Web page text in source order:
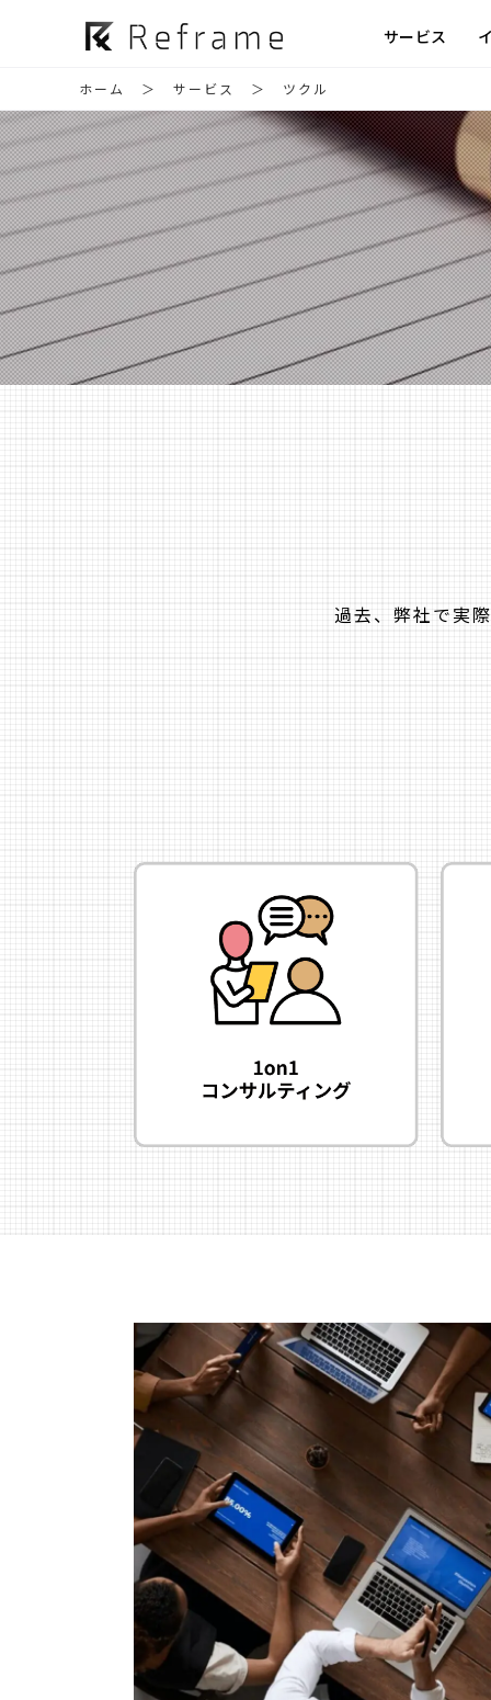
サービス
ホーム サービス ツクル
過去、弊社で実